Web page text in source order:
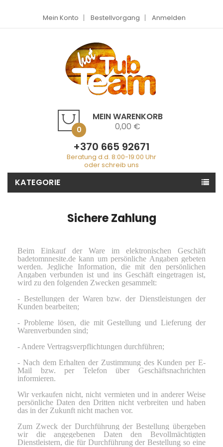
Mein Konto Bestellvorgang Anmelden
MEIN WARENKORB
0 0,00 €
+370 665 92671
Beratung d.d. 8:00-19:00 Uhr
oder schreib uns
KATEGORIE
Sichere Zahlung
Beim Einkauf der Ware im elektronischen Geschäft
badetomnnesite.de kann um persönliche Angaben gebeten
werden. Jegliche Information, die mit den persönlichen
Angaben verbunden ist und ins Geschäft eingetragen ist,
wird zu den folgenden Zwecken gesammelt:
- Bestellungen der Waren bzw. der Dienstleistungen der
Kunden bearbeiten;
- Probleme lösen, die mit Gestellung und Lieferung der
Warenverbunden sind;
- Andere Vertragsverpflichtungen durchführen;
- Nach dem Erhalten der Zustimmung des Kunden per E-
Mail bzw. per Telefon über Geschäftsnachrichten
informieren.
Wir verkaufen nicht, nicht vermieten und in anderer Weise
persönliche Daten den Dritten nicht verbreiten und haben
das in der Zukunft nicht machen vor.
Zum Zweck der Durchführung der Bestellung übergeben
wir die angegebenen Daten den Bevollmächtigten
Dienstleistern, die für Durchführung der Bestellung so eine